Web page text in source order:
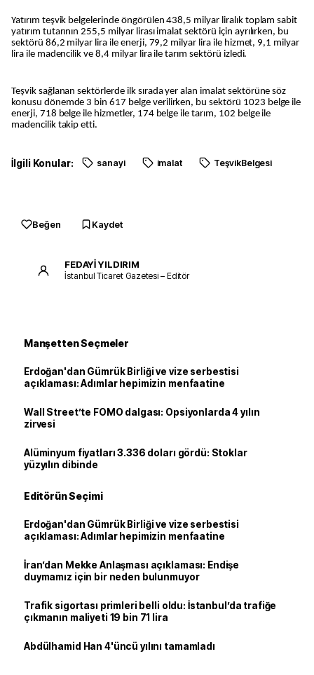
Yatırım teşvik belgelerinde öngörülen 438,5 milyar liralık toplam sabit
yatırım tutarının 255,5 milyar lirası imalat sektörü için ayrılırken, bu
sektörü 86,2 milyar lira ile enerji, 79,2 milyar lira ile hizmet, 9,1 milyar
lira ile madencilik ve 8,4 milyar lira ile tarım sektörü izledi.
Teşvik sağlanan sektörlerde ilk sırada yer alan imalat sektörüne söz
konusu dönemde 3 bin 617 belge verilirken, bu sektörü 1023 belge ile
enerji, 718 belge ile hizmetler, 174 belge ile tarım, 102 belge ile
madencilik takip etti.
İlgili Konular: sanayi imalat TeşvikBelgesi
Beğen Kaydet
FEDAYİ YILDIRIM
İstanbul Ticaret Gazetesi – Editör
Manşetten Seçmeler
Erdoğan'dan Gümrük Birliği ve vize serbestisi
açıklaması: Adımlar hepimizin menfaatine
Wall Street’te FOMO dalgası: Opsiyonlarda 4 yılın
zirvesi
Alüminyum fiyatları 3.336 doları gördü: Stoklar
yüzyılın dibinde
Editörün Seçimi
Erdoğan'dan Gümrük Birliği ve vize serbestisi
açıklaması: Adımlar hepimizin menfaatine
İran’dan Mekke Anlaşması açıklaması: Endişe
duymamız için bir neden bulunmuyor
Trafik sigortası primleri belli oldu: İstanbul’da trafiğe
çıkmanın maliyeti 19 bin 71 lira
Abdülhamid Han 4'üncü yılını tamamladı